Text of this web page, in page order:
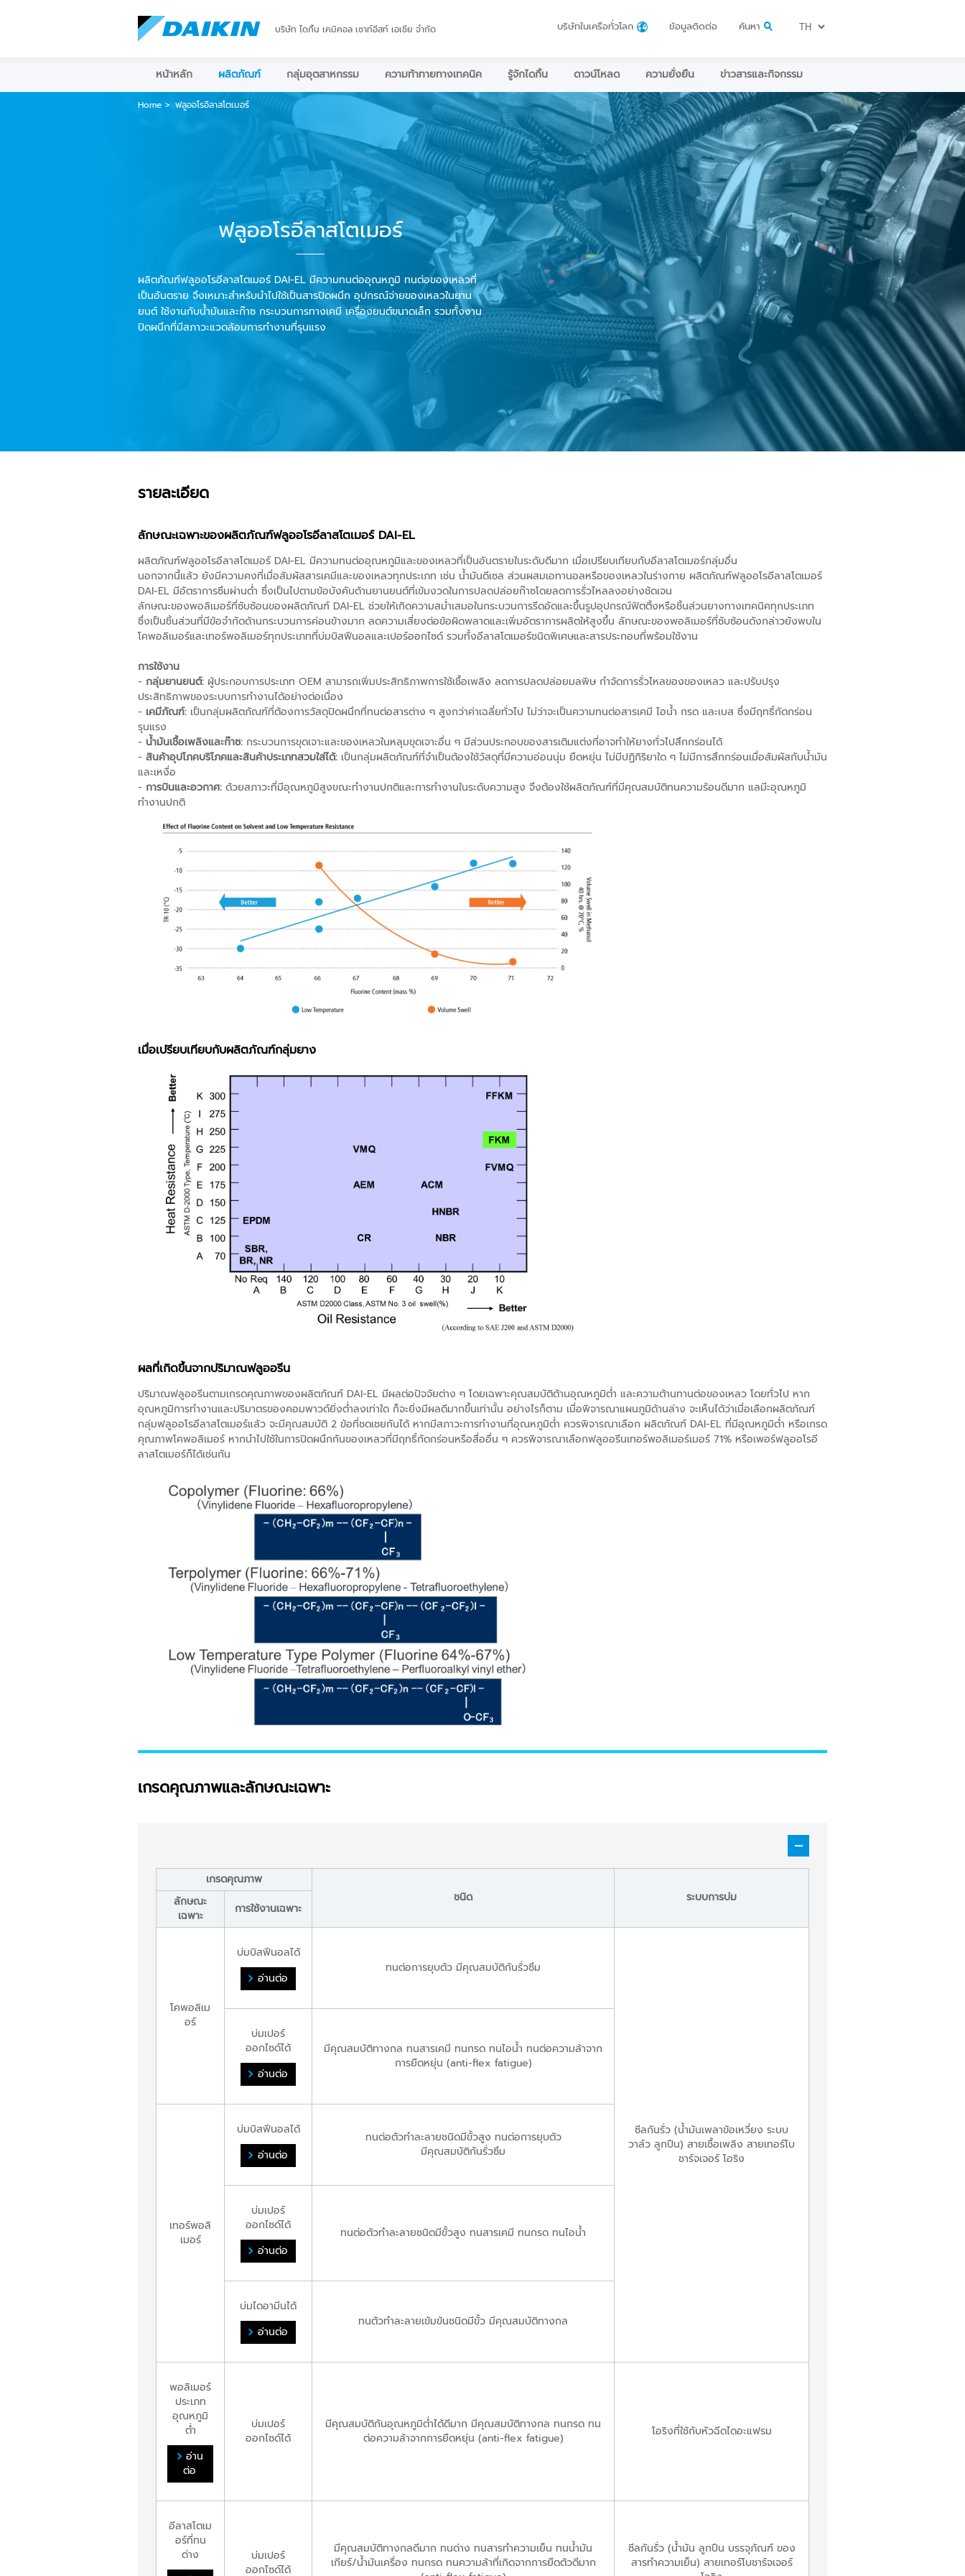
บริษัท ไดกิ้น เคมิคอล เซาท์อีสท์ เอเชีย จำกัด บริษัทในเครือทั่วโลก ข้อมูลติดต่อ ค้นหา
หน้าหลัก ผลิตภัณฑ์ กลุ่มอุตสาหกรรม ความท้าทายทางเทคนิค รู้จักไดกิ้น ดาวน์โหลด ความยั่งยืน ข่าวสารและกิจกรรม
Home ฟลูออโรอีลาสโตเมอร์
ฟลูออโรอีลาสโตเมอร์
ผลิตภัณฑ์ฟลูออโรอีลาสโตเมอร์ DAI-EL มีความทนต่ออุณหภูมิ ทนต่อของเหลวที่
เป็นอันตราย จึงเหมาะสำหรับนำไปใช้เป็นสารปิดผนึก อุปกรณ์จ่ายของเหลวในยาน
ยนต์ ใช้งานกับน้ำมันและก๊าซ กระบวนการทางเคมี เครื่องยนต์ขนาดเล็ก รวมทั้งงาน
ปิดผนึกที่มีสภาวะแวดล้อมการทำงานที่รุนแรง
รายละเอียด
ลักษณะเฉพาะของผลิตภัณฑ์ฟลูออโรอีลาสโตเมอร์ DAI-EL
ผลิตภัณฑ์ฟลูออโรอีลาสโตเมอร์ DAI-EL มีความทนต่ออุณหภูมิและของเหลวที่เป็นอันตรายในระดับดีมาก เมื่อเปรียบเทียบกับอีลาสโตเมอร์กลุ่มอื่น
นอกจากนี้แล้ว ยังมีความคงที่เมื่อสัมผัสสารเคมีและของเหลวทุกประเภท เช่น น้ำมันดีเซล ส่วนผสมเอทานอลหรือของเหลวในร่างกาย ผลิตภัณฑ์ฟลูออโรอีลาสโตเมอร์
DAI-EL มีอัตราการซึมผ่านต่ำ ซึ่งเป็นไปตามข้อบังคับด้านยานยนต์ที่เข้มงวดในการปลดปล่อยก๊าซโดยลดการรั่วไหลลงอย่างชัดเจน
ลักษณะของพอลิเมอร์ที่ซับซ้อนของผลิตภัณฑ์ DAI-EL ช่วยให้เกิดความสม่ำเสมอในกระบวนการรีดอัดและขึ้นรูปอุปกรณ์ฟิตติ้งหรือชิ้นส่วนยางทางเทคนิคทุกประเภท
ซึ่งเป็นชิ้นส่วนที่มีข้อจำกัดด้านกระบวนการค่อนข้างมาก ลดความเสี่ยงต่อข้อผิดพลาดและเพิ่มอัตราการผลิตให้สูงขึ้น ลักษณะของพอลิเมอร์ที่ซับซ้อนดังกล่าวยังพบใน
โคพอลิเมอร์และเทอร์พอลิเมอร์ทุกประเภทที่บ่มบิสฟีนอลและเปอร์ออกไซด์ รวมทั้งอีลาสโตเมอร์ชนิดพิเศษและสารประกอบที่พร้อมใช้งาน
การใช้งาน
- กลุ่มยานยนต์: ผู้ประกอบการประเภท OEM สามารถเพิ่มประสิทธิภาพการใช้เชื้อเพลิง ลดการปลดปล่อยมลพิษ กำจัดการรั่วไหลของของเหลว และปรับปรุง
ประสิทธิภาพของระบบการทำงานได้อย่างต่อเนื่อง
- เคมีภัณฑ์: เป็นกลุ่มผลิตภัณฑ์ที่ต้องการวัสดุปิดผนึกที่ทนต่อสารต่าง ๆ สูงกว่าค่าเฉลี่ยทั่วไป ไม่ว่าจะเป็นความทนต่อสารเคมี ไอน้ำ กรด และเบส ซึ่งมีฤทธิ์กัดกร่อน
รุนแรง
- น้ำมันเชื้อเพลิงและก๊าซ: กระบวนการขุดเจาะและของเหลวในหลุมขุดเจาะอื่น ๆ มีส่วนประกอบของสารเติมแต่งที่อาจทำให้ยางทั่วไปสึกกร่อนได้
- สินค้าอุปโภคบริโภคและสินค้าประเภทสวมใส่ได้: เป็นกลุ่มผลิตภัณฑ์ที่จำเป็นต้องใช้วัสดุที่มีความอ่อนนุ่ม ยืดหยุ่น ไม่มีปฏิกิริยาใด ๆ ไม่มีการสึกกร่อนเมื่อสัมผัสกับน้ำมัน
และเหงื่อ
- การบินและอวกาศ: ด้วยสภาวะที่มีอุณหภูมิสูงขณะทำงานปกติและการทำงานในระดับความสูง จึงต้องใช้ผลิตภัณฑ์ที่มีคุณสมบัติทนความร้อนดีมาก แลมีะอุณหภูมิ
ทำงานปกติ
เมื่อเปรียบเทียบกับผลิตภัณฑ์กลุ่มยาง
ผลที่เกิดขึ้นจากปริมาณฟลูออรีน
ปริมาณฟลูออรีนตามเกรดคุณภาพของผลิตภัณฑ์ DAI-EL มีผลต่อปัจจัยต่าง ๆ โดยเฉพาะคุณสมบัติด้านอุณหภูมิต่ำ และความต้านทานต่อของเหลว โดยทั่วไป หาก
อุณหภูมิการทำงานและปริมาตรของคอมพาวด์ยิ่งต่ำลงเท่าใด ก็จะยิ่งมีผลดีมากขึ้นเท่านั้น อย่างไรก็ตาม เมื่อพิจารณาแผนภูมิด้านล่าง จะเห็นได้ว่าเมื่อเลือกผลิตภัณฑ์
กลุ่มฟลูออโรอีลาสโตเมอร์แล้ว จะมีคุณสมบัติ 2 ข้อที่ชดเชยกันได้ หากมีสภาวะการทำงานที่อุณหภูมิต่ำ ควรพิจารณาเลือก ผลิตภัณฑ์ DAI-EL ที่มีอุณหภูมิต่ำ หรือเกรด
คุณภาพโคพอลิเมอร์ หากนำไปใช้ในการปิดผนึกกันของเหลวที่มีฤทธิ์กัดกร่อนหรือสื่ออื่น ๆ ควรพิจารณาเลือกฟลูออรีนเทอร์พอลิเมอร์เมอร์ 71% หรือเพอร์ฟลูออโรอี
ลาสโตเมอร์ก็ได้เช่นกัน
เกรดคุณภาพและลักษณะเฉพาะ
เกรดคุณภาพ
ชนิด
ระบบการบ่ม
ลักษณะ
เฉพาะ
การใช้งานเฉพาะ
โคพอลิเม
อร์
บ่มบิสฟีนอลได้
อ่านต่อ
ทนต่อการยุบตัว มีคุณสมบัติกันรั่วซึม
ซีลกันรั่ว (น้ำมันเพลาข้อเหวี่ยง ระบบ
วาล์ว ลูกปืน) สายเชื้อเพลิง สายเทอร์โบ
ชาร์จเจอร์ โอริง
บ่มเปอร์
ออกไซด์ได้
อ่านต่อ
มีคุณสมบัติทางกล ทนสารเคมี ทนกรด ทนไอน้ำ ทนต่อความล้าจาก
การยืดหยุ่น (anti-flex fatigue)
เทอร์พอลิ
เมอร์
บ่มบิสฟีนอลได้
อ่านต่อ
ทนต่อตัวทำละลายชนิดมีขั้วสูง ทนต่อการยุบตัว
มีคุณสมบัติกันรั่วซึม
บ่มเปอร์
ออกไซด์ได้
อ่านต่อ
ทนต่อตัวทำละลายชนิดมีขั้วสูง ทนสารเคมี ทนกรด ทนไอน้ำ
บ่มไดอามีนได้
อ่านต่อ
ทนตัวทำละลายเข้มข้นชนิดมีขั้ว มีคุณสมบัติทางกล
พอลิเมอร์
ประเภท
อุณหภูมิ
ต่ำ
อ่าน
ต่อ
บ่มเปอร์
ออกไซด์ได้
มีคุณสมบัติกันอุณหภูมิต่ำได้ดีมาก มีคุณสมบัติทางกล ทนกรด ทน
ต่อความล้าจากการยืดหยุ่น (anti-flex fatigue)
โอริงที่ใช้กับหัวฉีดไดอะแฟรม
อีลาสโตเม
อร์ที่ทน
ด่าง
บ่มเปอร์
ออกไซด์ได้
มีคุณสมบัติทางกลดีมาก ทนด่าง ทนสารทำความเย็น ทนน้ำมัน
เกียร์/น้ำมันเครื่อง ทนกรด ทนความล้าที่เกิดจากการยืดตัวดีมาก
ซีลกันรั่ว (น้ำมัน ลูกปืน บรรจุภัณฑ์ ของ
สารทำความเย็น) สายเทอร์โบชาร์จเจอร์